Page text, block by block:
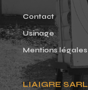
Contact
Usinage
Mentions légales
LIAIGRE SARL